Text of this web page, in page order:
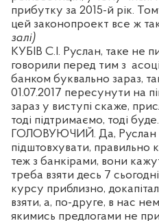
прибутку за 2015-й рік.
цей законопроект все ж
залі)
КУБІВ С.І. Руслан, таке не
говорили перед тим з
банком буквально зараз,
01.07.2017 пересунути на
зараз у виступі скаже,
тоді підтримаємо, тоді
ГОЛОВУЮЧИЙ. Да, Руслан
підштовхувати, правильно
теж з банкірами, вони
треба взяти десь 7
курсу приблизно,
взяти, а, по-друге, в нас
якимись предлогами не